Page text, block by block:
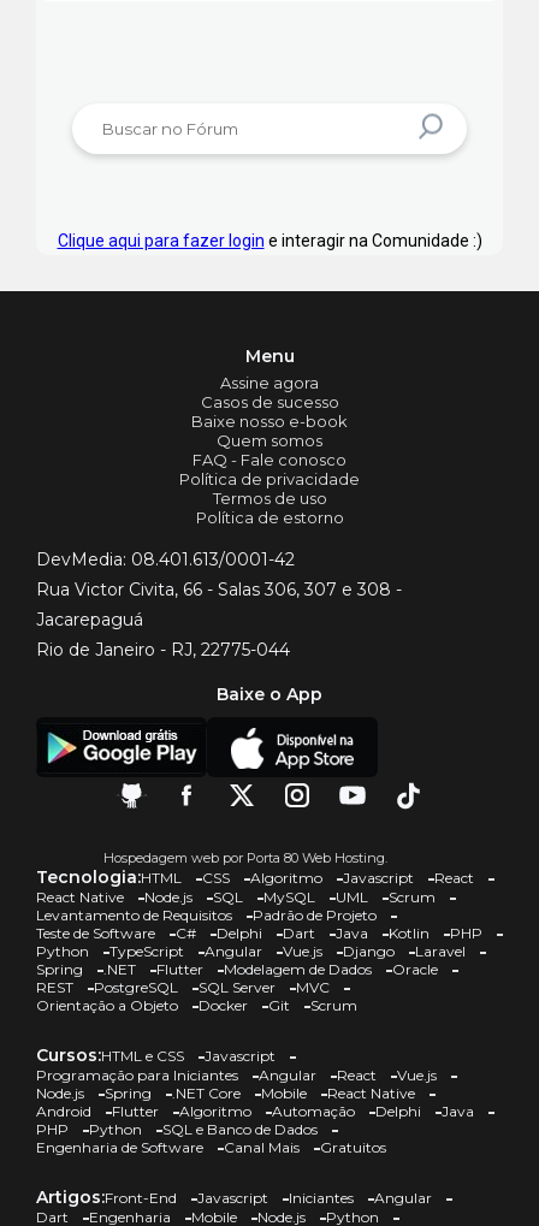
Clique aqui para fazer login e interagir na Comunidade :)
Menu
Assine agora
Casos de sucesso
Baixe nosso e-book
Quem somos
FAQ - Fale conosco
Política de privacidade
Termos de uso
Política de estorno
DevMedia: 08.401.613/0001-42
Rua Victor Civita, 66 - Salas 306, 307 e 308 -
Jacarepaguá
Rio de Janeiro - RJ, 22775-044
Baixe o App
Hospedagem web por Porta 80 Web Hosting.
Tecnologia:HTML CSS Algoritmo Javascript
React
React Native
Node.js SQL MySQL UML
Scrum
Levantamento de Requisitos
Padrão de Projeto
Teste de Software
C# Delphi Dart Java Kotlin
PHP
Python
TypeScript Angular Vue.js Django
Laravel
Spring
.NET Flutter Modelagem de Dados
Oracle
REST
PostgreSQL SQL Server
MVC
Orientação a Objeto
Docker Git Scrum
Cursos:HTML e CSS
Javascript
Programação para Iniciantes
Angular React
Vue.js
Node.js
Spring .NET Core Mobile
React Native
Android
Flutter Algoritmo Automação Delphi
Java
PHP
Python
SQL e Banco de Dados
Engenharia de Software
Canal Mais Gratuitos
Artigos:Front-End Javascript Iniciantes
Angular
Dart
Engenharia Mobile Node.js Python